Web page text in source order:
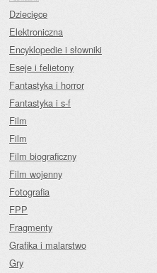
Dziecięce
Elektroniczna
Encyklopedie i słowniki
Eseje i felietony
Fantastyka i horror
Fantastyka i s-f
Film
Film
Film biograficzny
Film wojenny
Fotografia
FPP
Fragmenty
Grafika i malarstwo
Gry